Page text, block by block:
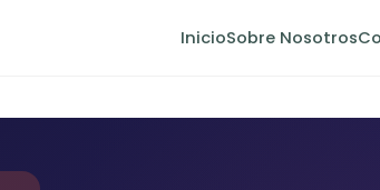
InicioSobre Nosotros